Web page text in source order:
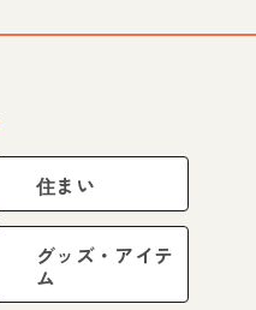
住まい
グッズ・アイテ
ム